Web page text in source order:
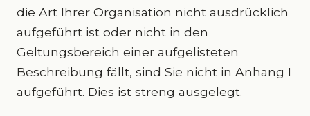
die Art Ihrer Organisation nicht ausdrücklich
aufgeführt ist oder nicht in den
Geltungsbereich einer aufgelisteten
Beschreibung fällt, sind Sie nicht in Anhang I
aufgeführt. Dies ist streng ausgelegt.